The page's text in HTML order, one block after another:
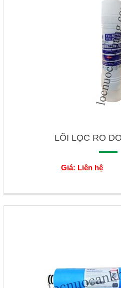
LÕI LỌC RO
Giá: Liên hệ